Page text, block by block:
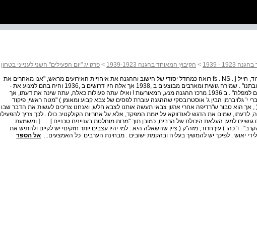
- 1939
> הקיבוץ המאוחד בהגנה 1939-1923 > פרק יג "יום הפעילים" השני לענייני בטחון
'j אוסטרובסקי ) עץ­חרוד, חייל fs . NS . ­j רואה כמחדל יסודי של הישוב וההגנה את אי­חזיית האירועים מראש, "אנו מאחרים את
המאורעות בהכנת תגובתנו" . שמירה גושית ומארבים מבוצעים ב­ ,1938 אך אלה היו דרושים ב­ ,1936 והיה בהם למנוע את ­
"מארבים קטנים צפויים למפלה" . ב­ 1936 מרכז ההגנה מנע, המאורעות ! ואילו עתה פעולות כאלה, עתה שינה את דעתו, אך
י' גלויברמן הבין ג' אוסטרובסקי שההגנה עוברת לפסים של צבא קבוע ומאומן ) "מטה ראשי, פיקוד
אך הוא סבור ש"רדיפה אחרי ארגון צבאי תעשה אותנו לצבא חלש, ואנחנו צריכים לעשות את הדבר שבו
לדעתו, שמים את הדגש לאו­דווקא על יזמת המפקד, אלא על אחריות הקולקטיב כולו . לכך צריך להפעילו
גושיים למען העלאת היכולת של הרבים, כמובן תוך "מרות מוחלטת בעניינים טכניים ] . . . [ ומשמעת
. ו' כהו ) עיךחרוד, מזה"ק ( ציין שהשאלה היא : למי יהיו עצבים יותר חזקיםי יש לקיים ולהתיש את
יאוש . לפיכך יש להמשיך בעליה ובהקמת ישובים . מבחינת הערבים ­ כל האמצעים... אל הספר